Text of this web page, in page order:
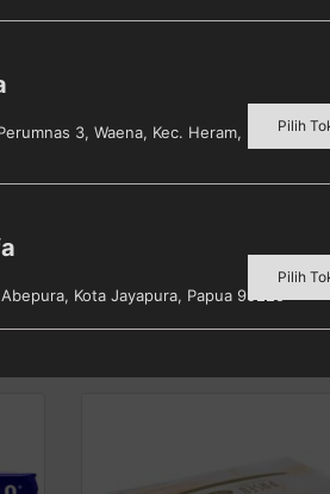
3, Waena, Kec. Heram, Kota Pilih
Kota Jayapura, Papua 99225
Pilih